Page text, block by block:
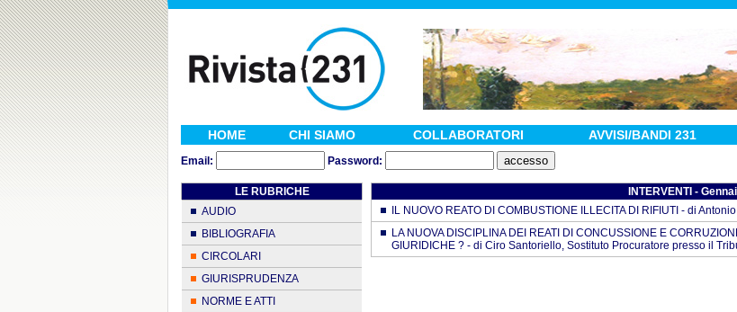
HOME CHI SIAMO COLLABORATORI AVVISI/BANDI 231
Email: Password:
LE RUBRICHE
AUDIO
BIBLIOGRAFIA
CIRCOLARI
GIURISPRUDENZA
NORME E ATTI
INTERVENTI -
IL NUOVO REATO DI COMBUSTIONE ILLECITA DI RIFIUTI - di
LA NUOVA DISCIPLINA DEI REATI DI CONCUSSIONE E
GIURIDICHE ? - di Ciro Santoriello, Sostituto Procuratore presso il